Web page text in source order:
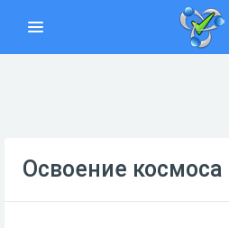
Освоение космоса